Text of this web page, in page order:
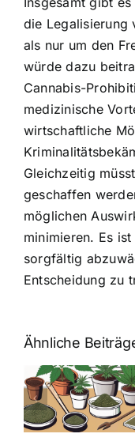
die Legalisierung
als nur um den
würde dazu
Cannabis-
medizinische
wirtschaftliche
Gleichzeitig
geschaffen
möglichen
minimieren. Es
sorgfältig
Entscheidung zu
Ähnliche Neue
Was